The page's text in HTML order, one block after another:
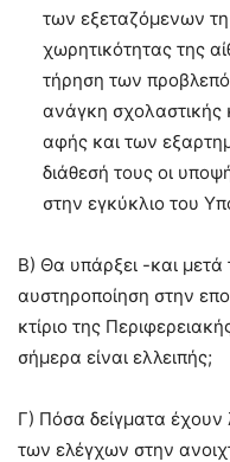
των εξεταζόμενων
χωρητικότητας της
τήρηση των
ανάγκη σχολαστικής
αφής και των
διάθεσή τους οι
στην εγκύκλιο του
Β) Θα υπάρξει -και μετά
αυστηροποίηση στην
κτίριο της
σήμερα είναι ελλειπής;
Γ) Πόσα δείγματα έχουν
των ελέγχων στην